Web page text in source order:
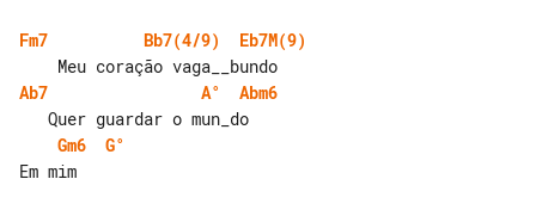
Fm7 Bb7(4/9)
Eb7M(9)
Ab7
A°
Abm6
Gm6
G°
Em mim